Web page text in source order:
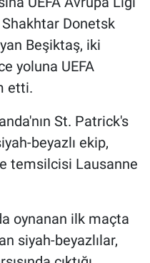
Donetsk
Beşiktaş, iki
yoluna UEFA
etti.
St. Patrick's
beyazlı ekip,
temsilcisi Lausanne
oynanan ilk maçta
siyah-beyazlılar,